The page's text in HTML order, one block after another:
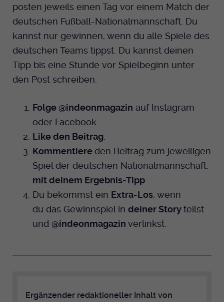
posten jeweils einen Tag vor einem Match der
deutschen Fußball-Nationalmannschaft. Du
kannst nur gewinnen, wenn du alle Spiele des
deutschen Teams tippst. Du kannst deinen
Tipp bis eine Stunde vor Spielbeginn unter
den Post schreiben.
Folge @indeonmagazin auf Instagram
oder Facebook.
Like den Beitrag.
Kommentiereden Beitrag zum jeweiligen
Spiel der deutschen Nationalmannschaft,
mit deinem Ergebnis-Tipp
Du bekommst ein Extra-Los, wenn
du das Gewinnspiel in deiner Storyteilst
und @indeonmagazin verlinkst.
Ergänzender redaktioneller Inhalt von
Anbieter EKHN
Zweck
PHP Daten Identifikator, der gesetzt wird
wenn die PHP session() Methode benutzt
Name uid
Laufzeit Ende der Sitzung
Zweck
Webseite.
cookie_optin-[n]
Name mtm_cookie_consent
Anbieter Medienhaus der EKHN GmbH
Laufzeit 1 Jahr
Zweck
Speicherung der Cookie Constent
Spotify
Giphy
TikTok